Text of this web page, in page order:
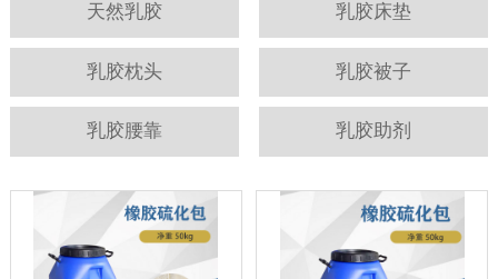
天然乳胶 乳胶床垫
乳胶枕头 乳胶被子
乳胶腰靠 乳胶助剂